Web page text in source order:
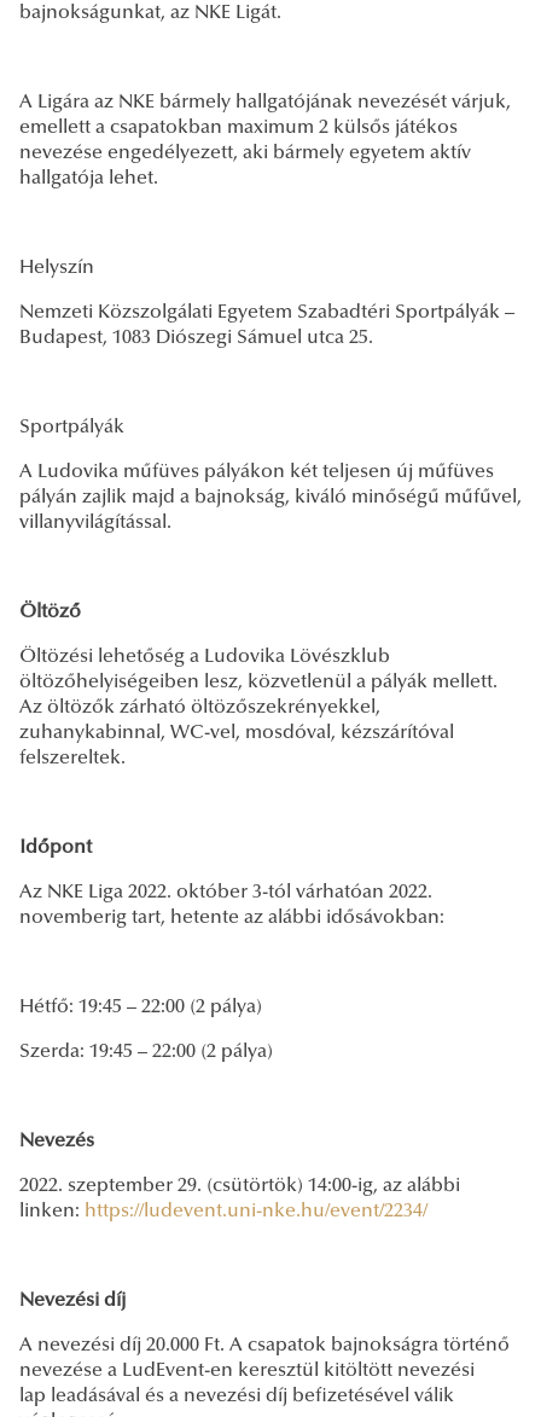
bajnokságunkat, az NKE Ligát.
A Ligára az NKE bármely hallgatójának nevezését várjuk,
emellett a csapatokban maximum 2 külsős játékos
nevezése engedélyezett, aki bármely egyetem aktív
hallgatója lehet.
Helyszín
Nemzeti Közszolgálati Egyetem Szabadtéri Sportpályák –
Budapest, 1083 Diószegi Sámuel utca 25.
Sportpályák
A Ludovika műfüves pályákon két teljesen új műfüves
pályán zajlik majd a bajnokság, kiváló minőségű műfűvel,
villanyvilágítással.
Öltöző
Öltözési lehetőség a Ludovika Lövészklub
öltözőhelyiségeiben lesz, közvetlenül a pályák mellett.
Az öltözők zárható öltözőszekrényekkel,
zuhanykabinnal, WC-vel, mosdóval, kézszárítóval
felszereltek.
Időpont
Az NKE Liga 2022. október 3-tól várhatóan 2022.
novemberig tart, hetente az alábbi idősávokban:
Hétfő: 19:45 – 22:00 (2 pálya)
Szerda: 19:45 – 22:00 (2 pálya)
Nevezés
2022. szeptember 29. (csütörtök) 14:00-ig, az alábbi
linken: https://ludevent.uni-nke.hu/event/2234/
Nevezési díj
A nevezési díj 20.000 Ft. A csapatok bajnokságra történő
nevezése a LudEvent-en keresztül kitöltött nevezési
lap leadásával és a nevezési díj befizetésével válik